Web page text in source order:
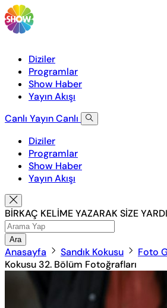
Diziler
Programlar
Show Haber
Yayın Akışı
Canlı YayınCanlı
Diziler
Programlar
Show Haber
Yayın Akışı
BİRKAÇ KELİME YAZARAK SİZE
Ara
Anasayfa Sandık Kokusu Foto
Kokusu 32. Bölüm Fotoğrafları